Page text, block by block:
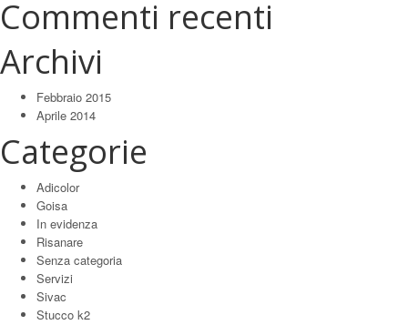
Commenti recenti
Archivi
Febbraio 2015
Aprile 2014
Categorie
Adicolor
Goisa
In evidenza
Risanare
Senza categoria
Servizi
Sivac
Stucco k2